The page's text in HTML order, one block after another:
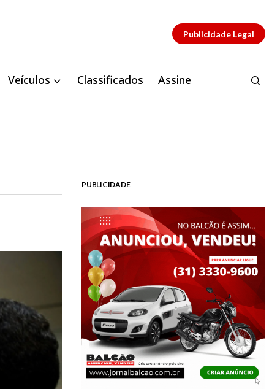
Publicidade Legal
Veículos Classificados Assine
PUBLICIDADE